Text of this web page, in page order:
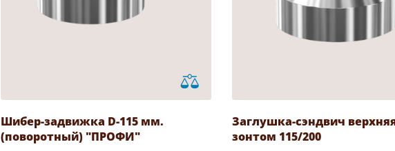
Шибер-задвижка D-115 мм.
(поворотный) "ПРОФИ"
Заглушка-сэндвич
зонтом 115/200